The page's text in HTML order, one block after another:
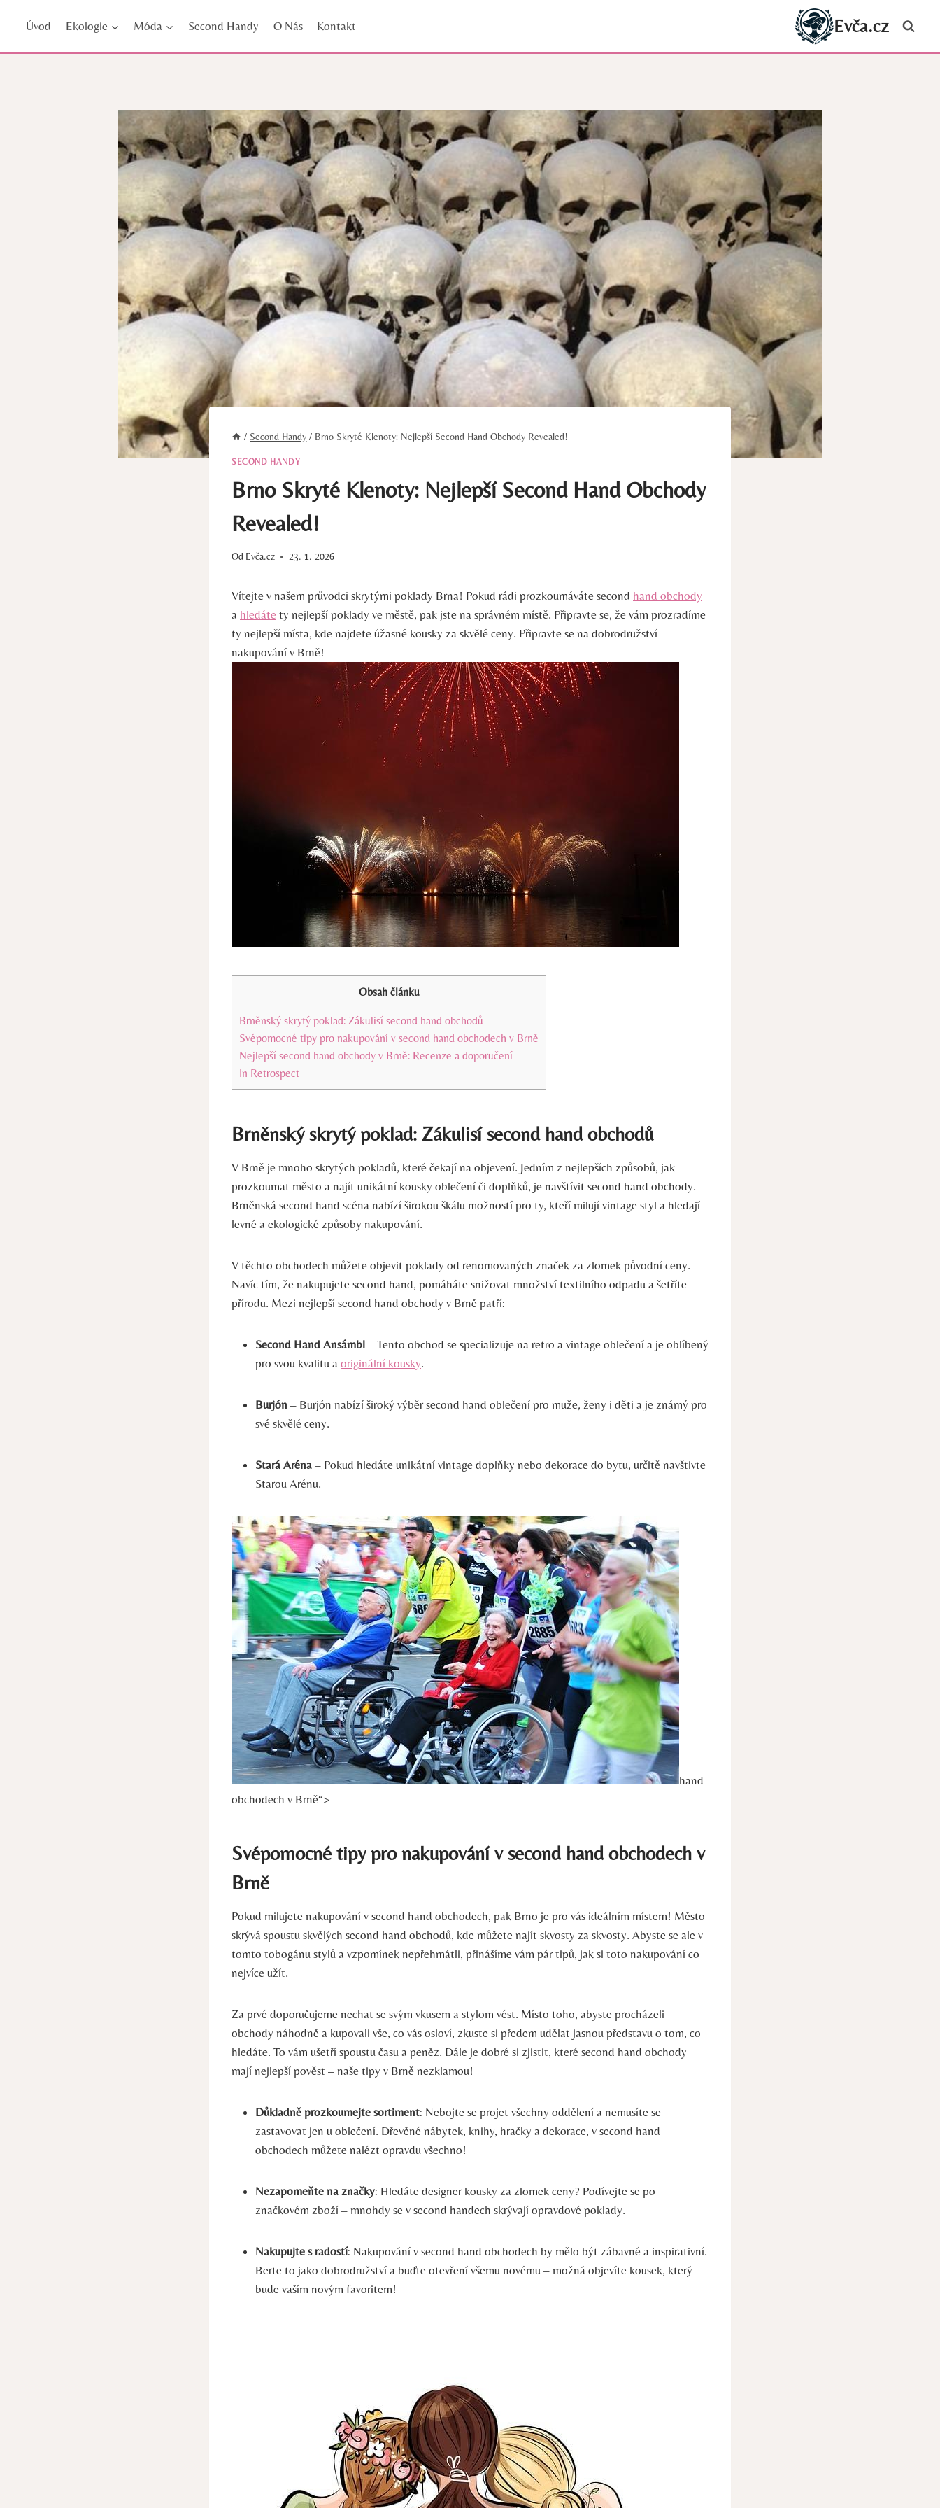
Úvod Ekologie Móda Second Handy O Nás Kontakt Evča.cz
/ Second Handy / Brno Skryté Klenoty: Nejlepší Second Hand Obchody Revealed!
SECOND HANDY
Brno Skryté Klenoty: Nejlepší Second Hand Obchody
Revealed!
Od Evča.cz 23. 1. 2026
Vítejte v našem průvodci skrytými poklady Brna! Pokud rádi prozkoumáváte second hand obchody
a hledáte ty nejlepší poklady ve městě, pak jste na správném místě. Připravte se, že vám prozradíme
ty nejlepší místa, kde najdete úžasné kousky za skvělé ceny. Připravte se na dobrodružství
nakupování v Brně!
Obsah článku
Brněnský skrytý poklad: Zákulisí second hand obchodů
Svépomocné tipy pro nakupování v second hand obchodech v Brně
Nejlepší second hand obchody v Brně: Recenze a doporučení
In Retrospect
Brněnský skrytý poklad: Zákulisí second hand obchodů
V Brně je mnoho skrytých pokladů, které čekají na objevení. Jedním z nejlepších způsobů, jak
prozkoumat město a najít unikátní kousky oblečení či doplňků, je navštívit second hand obchody.
Brněnská second hand scéna nabízí širokou škálu možností pro ty, kteří milují vintage styl a hledají
levné a ekologické způsoby nakupování.
V těchto obchodech můžete objevit poklady od renomovaných značek za zlomek původní ceny.
Navíc tím, že nakupujete second hand, pomáháte snižovat množství textilního odpadu a šetříte
přírodu. Mezi nejlepší second hand obchody v Brně patří:
Second Hand Ansámbl – Tento obchod se specializuje na retro a vintage oblečení a je oblíbený
pro svou kvalitu a originální kousky.
Burjón – Burjón nabízí široký výběr second hand oblečení pro muže, ženy i děti a je známý pro
své skvělé ceny.
Stará Aréna – Pokud hledáte unikátní vintage doplňky nebo dekorace do bytu, určitě navštivte
Starou Arénu.
hand
obchodech v Brně“>
Svépomocné tipy pro nakupování v second hand obchodech v
Brně
Pokud milujete nakupování v second hand obchodech, pak Brno je pro vás ideálním místem! Město
skrývá spoustu skvělých second hand obchodů, kde můžete najít skvosty za skvosty. Abyste se ale v
tomto tobogánu stylů a vzpomínek nepřehmátli, přinášíme vám pár tipů, jak si toto nakupování co
nejvíce užít.
Za prvé doporučujeme nechat se svým vkusem a stylom vést. Místo toho, abyste procházeli
obchody náhodně a kupovali vše, co vás osloví, zkuste si předem udělat jasnou představu o tom, co
hledáte. To vám ušetří spoustu času a peněz. Dále je dobré si zjistit, které second hand obchody
mají nejlepší pověst – naše tipy v Brně nezklamou!
Důkladně prozkoumejte sortiment: Nebojte se projet všechny oddělení a nemusíte se
zastavovat jen u oblečení. Dřevěné nábytek, knihy, hračky a dekorace, v second hand
obchodech můžete nalézt opravdu všechno!
Nezapomeňte na značky: Hledáte designer kousky za zlomek ceny? Podívejte se po
značkovém zboží – mnohdy se v second handech skrývají opravdové poklady.
Nakupujte s radostí: Nakupování v second hand obchodech by mělo být zábavné a inspirativní.
Berte to jako dobrodružství a buďte otevření všemu novému – možná objevíte kousek, který
bude vaším novým favoritem!